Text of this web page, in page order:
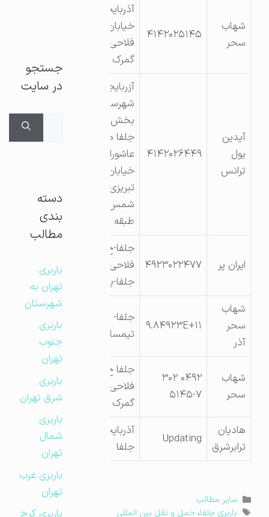
شهاب
سحر
۴۱۴۲۰۲۵۱۴۵
آذربایجانشرقی-جلفا-
خیابان تیمسار
فلاحی-درب خروج
گمرک پلاک ۲۰
آیدین
ترانس
۴۱۴۲۰۲۶۴۴۹
آزربایجانشرقی
شهرستان جلفا
بخش مرکزی شهر
جلفا محله فلکه
عاشورا میدان عاشورا
خیابان شمس
طبقه همکف
ایران پر ۴۹۲۳۰۲۲۴۷۷
جلفا-خ تیمسار
فلاحی – جنب گمرک
جلفا-پلاک ۴۶
شهاب
سحر
۹.۸۴۹۲۳E+۱۱
جلفا- خ شهید
تیمسار فلاحی پ۲۰
شهاب
سحر
۰۴۹۲ ۳۰۲
۵۱۴۵-۷
جلفا خ تیمسار
فلاحی درب خروج
گمرک پلاک ۲۰
هادیان
ترابرشرق
Updating
آذربایجان شرقی،
دسته‌ها
سایر مطالب
برچسب‌ها
باربری جلفا ،حمل و نقل بین المللی
جستجو
در سایت
دسته
بندی
مطالب
باربری
تهران به
شهرستان
باربری
جنوب
تهران
باربری
شرق تهران
باربری
شمال
تهران
باربری غرب
تهران